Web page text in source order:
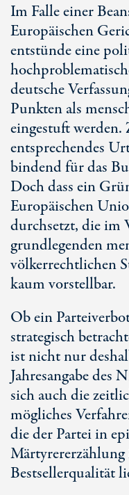
Im Falle einer
Europäischen
entstünde eine
deutsche
Punkten als
eingestuft werden.
entsprechendes
bindend für das
Doch dass ein
Europäischen
durchsetzt, die im
grundlegenden
völkerrechtlichen
kaum vorstellbar.
Ob ein
strategisch
ist nicht nur
Jahresangabe des
sich auch die
mögliches
die der Partei in
Bestsellerqualität